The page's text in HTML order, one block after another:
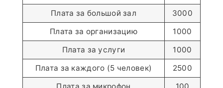
Плата за большой зал
3000
Плата за организацию
1000
Плата за услуги
1000
Плата за каждого (5 человек)
2500